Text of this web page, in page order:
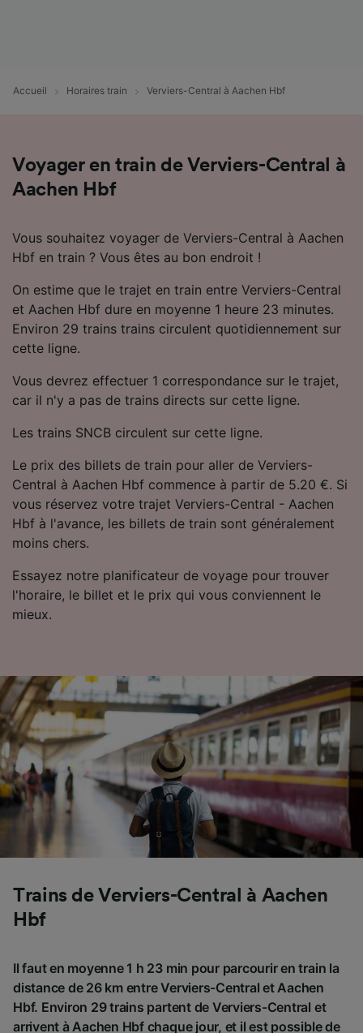
Accueil Horaires train Verviers-Central à Aachen Hbf
Voyager en train de Verviers-Central à
Aachen Hbf
Vous souhaitez voyager de Verviers-Central à Aachen
Hbf en train ? Vous êtes au bon endroit !
On estime que le trajet en train entre Verviers-Central
et Aachen Hbf dure en moyenne 1 heure 23 minutes.
Environ 29 trains trains circulent quotidiennement sur
cette ligne.
Vous devrez effectuer 1 correspondance sur le trajet,
car il n'y a pas de trains directs sur cette ligne.
Les trains SNCB circulent sur cette ligne.
Le prix des billets de train pour aller de Verviers-
Central à Aachen Hbf commence à partir de 5.20 €. Si
vous réservez votre trajet Verviers-Central - Aachen
Hbf à l'avance, les billets de train sont généralement
moins chers.
Essayez notre planificateur de voyage pour trouver
l'horaire, le billet et le prix qui vous conviennent le
mieux.
Trains de Verviers-Central à Aachen
Hbf
Il faut en moyenne 1 h 23 min pour parcourir en train la
distance de 26 km entre Verviers-Central et Aachen
Hbf. Environ 29 trains partent de Verviers-Central et
arrivent à Aachen Hbf chaque jour, et il est possible de
contenu personnalisés, mesure de
Liste de nos partenaires (fournisseurs)